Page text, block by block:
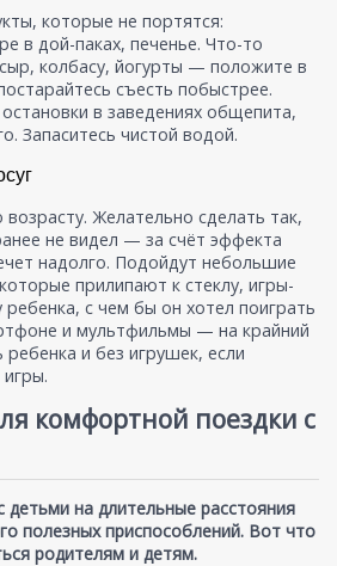
которые не портятся:
в дой-паках, печенье. Что-то
колбасу, йогурты — положите в
съесть побыстрее.
в заведениях общепита,
Запаситесь чистой водой.
Желательно сделать так,
не видел — за счёт эффекта
надолго. Подойдут небольшие
прилипают к стеклу, игры-
с чем бы он хотел поиграть
и мультфильмы — на крайний
и без игрушек, если
комфортной поездки с
детьми на длительные расстояния
полезных приспособлений. Вот что
родителям и детям.